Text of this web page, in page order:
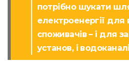
потрібно шукати
електроенергії для
споживачів – і для
установ, і